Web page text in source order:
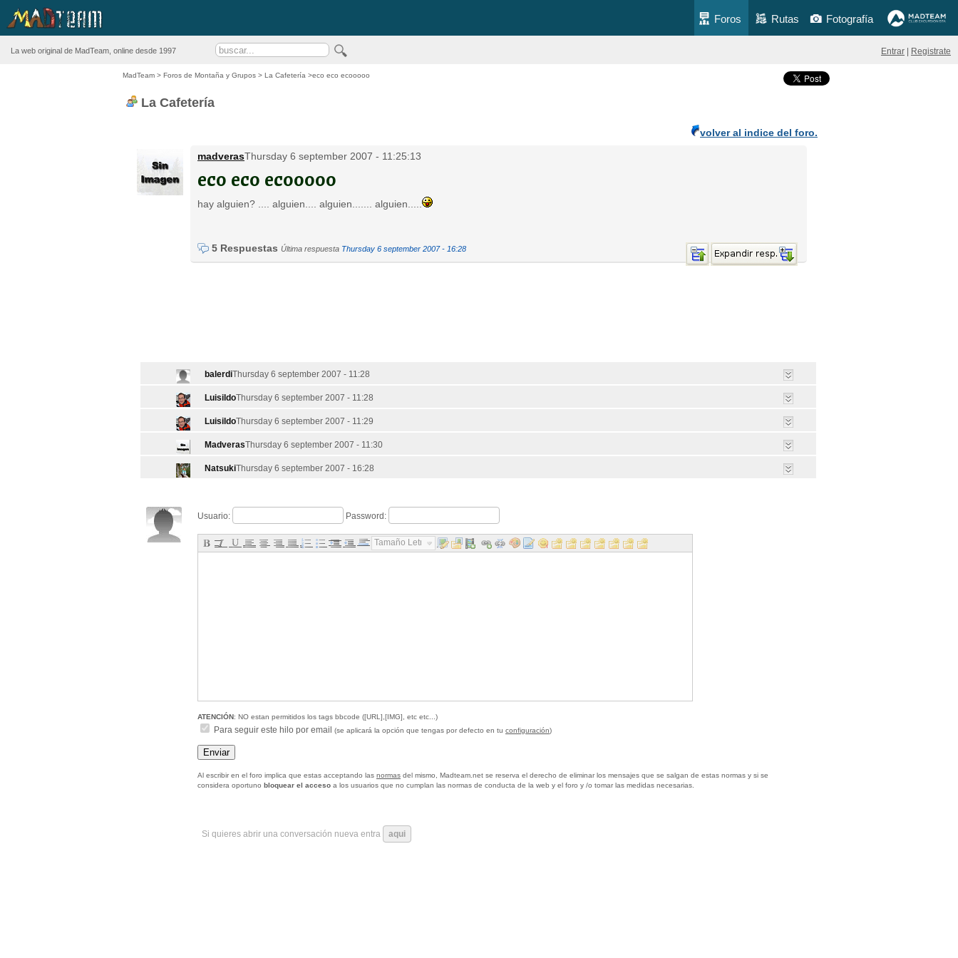
Foros Rutas Fotografía
La web original de MadTeam, online desde 1997 Entrar Registrate
MadTeam > Foros de Montaña y Grupos > La Cafetería >eco eco ecooooo
La Cafetería
volver al indice del foro.
madverasThursday 6 september 2007 - 11:25:13
eco eco ecooooo
hay alguien? .... alguien.... alguien....... alguien.....
5 Respuestas Última respuesta Thursday 6 september 2007 - 16:28
balerdiThursday 6 september 2007 - 11:28
LuisildoThursday 6 september 2007 - 11:28
LuisildoThursday 6 september 2007 - 11:29
MadverasThursday 6 september 2007 - 11:30
NatsukiThursday 6 september 2007 - 16:28
Usuario: Password:
Tamaño Letra...
ATENCIÓN: NO estan permitidos los tags bbcode ([URL],[IMG], etc etc...)
Para seguir este hilo por email (se aplicará la opción que tengas por defecto en tu configuración)
Al escribir en el foro implica que estas acceptando las normas del mismo, Madteam.net se reserva el derecho de eliminar los mensajes que se salgan de estas normas y si se
considera oportuno bloquear el acceso a los usuarios que no cumplan las normas de conducta de la web y el foro y /o tomar las medidas necesarias.
Si quieres abrir una conversación nueva entra aqui